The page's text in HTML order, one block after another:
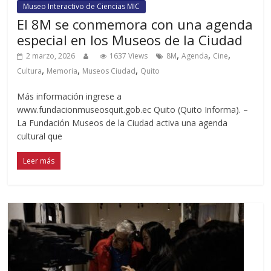
Museo Interactivo de Ciencias MIC
El 8M se conmemora con una agenda
especial en los Museos de la Ciudad
2 marzo, 2026 1637 Views 8M,Agenda, Cine,
Cultura, Memoria, Museos Ciudad, Quito
Más información ingrese a
www.fundacionmuseosquit.gob.ec Quito (Quito Informa). –
La Fundación Museos de la Ciudad activa una agenda
cultural que
Leer más